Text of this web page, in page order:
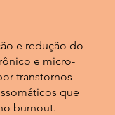
e redução do
e micro-
transtornos
que
burnout.